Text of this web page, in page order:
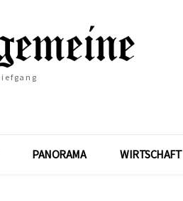
PANORAMA WIRTSCHAFT